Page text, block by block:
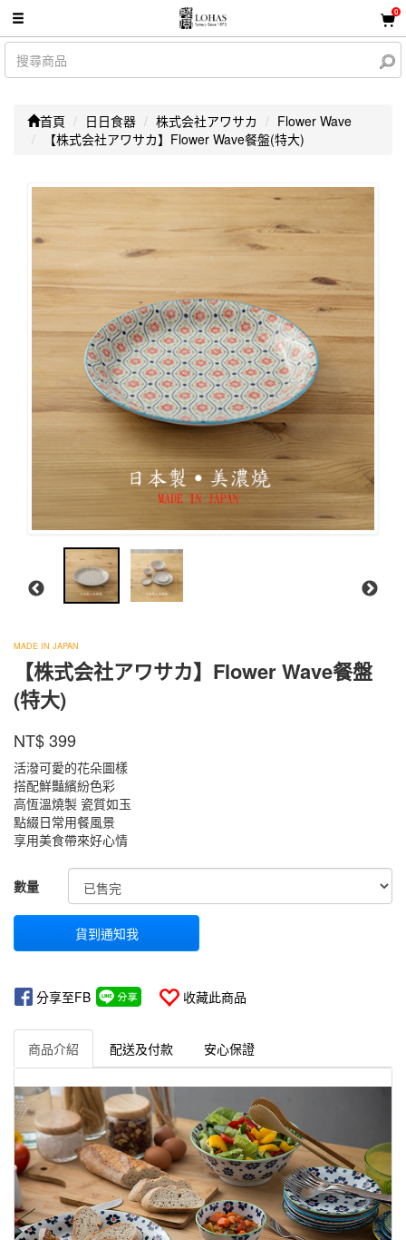
0
首頁 日日食器 株式会社アワサカ
Flower Wave
【株式会社アワサカ】Flower Wave餐盤(特大)
MADE IN JAPAN
【株式会社アワサカ】Flower Wave餐盤
(特大)
商品代號 384WD
PL-
384WD
品牌
株
式
ア
ワ
サ
カ
NT$399
活潑可愛的花朵圖樣
搭配鮮豔繽紛色彩
高恆溫燒製 瓷質如玉
點綴日常用餐風景
享用美食帶來好心情
GOODS000000000000000000700
數量
貨到通知我
分享至FB 收藏此商品
商品介紹 配送及付款 安心保證